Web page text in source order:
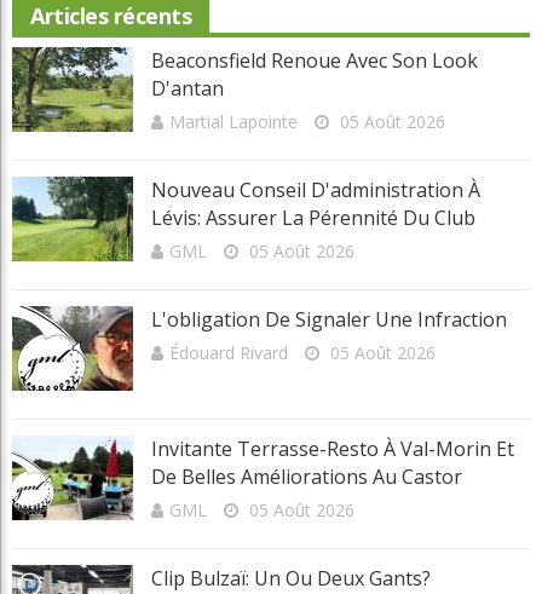
Articles récents
Beaconsfield Renoue Avec Son Look
D'antan
Martial Lapointe 05 Août 2026
Nouveau Conseil D'administration À
Lévis: Assurer La Pérennité Du Club
GML 05 Août 2026
L'obligation De Signaler Une Infraction
Édouard Rivard 05 Août 2026
Invitante Terrasse-Resto À Val-Morin Et
De Belles Améliorations Au Castor
GML 05 Août 2026
Clip Bulzaï: Un Ou Deux Gants?